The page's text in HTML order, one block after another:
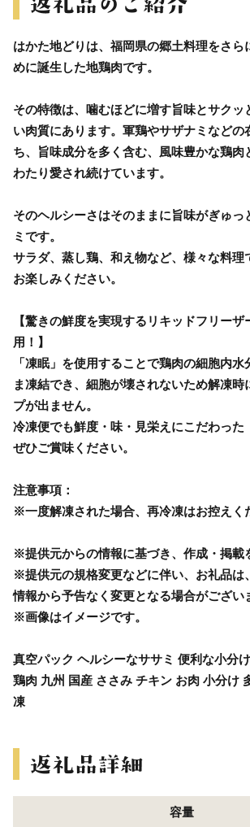
はかた地どりは、福岡県の郷土料理をさら
めに誕生した地鶏肉です。
その特徴は、噛むほどに増す旨味とサクッ
い肉質にあります。軍鶏やサザナミなどの
ち、旨味成分を多く含む、風味豊かな鶏肉
わたり愛され続けています。
そのヘルシーさはそのままに旨味がぎゅっ
ミです。
サラダ、蒸し鶏、和え物など、様々な料理
お楽しみください。
【驚きの鮮度を実現するリキッドフリー
用！】
「凍眠」を使用することで鶏肉の細胞内水
ま凍結でき、細胞が壊されないため解凍時
プが出ません。
冷凍便でも鮮度・味・見栄えにこだわった
ぜひご賞味ください。
注意事項：
※一度解凍された場合、再冷凍はお控えく
※提供元からの情報に基づき、作成・掲載
※提供元の規格変更などに伴い、お礼品は
情報から予告なく変更となる場合がござい
※画像はイメージです。
真空パック ヘルシーなササミ 便利な小分
鶏肉 九州 国産 ささみ チキン お肉 小分け
凍
容量